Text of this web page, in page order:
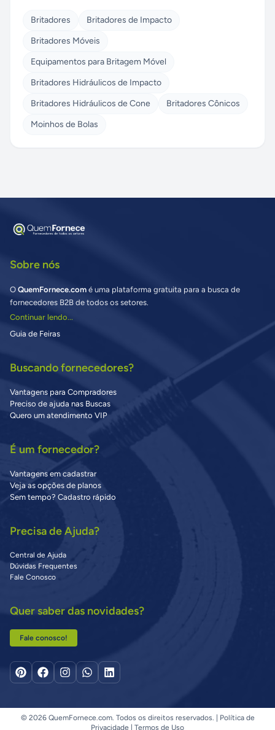
Britadores
Britadores de Impacto
Britadores Móveis
Equipamentos para Britagem Móvel
Britadores Hidráulicos de Impacto
Britadores Hidráulicos de Cone
Britadores Cônicos
Moinhos de Bolas
Sobre nós
O QuemFornece.com é uma plataforma gratuita para a busca de
fornecedores B2B de todos os setores.
Continuar lendo...
Guia de Feiras
Buscando fornecedores?
Vantagens para Compradores
Preciso de ajuda nas Buscas
Quero um atendimento VIP
É um fornecedor?
Vantagens em cadastrar
Veja as opções de planos
Sem tempo? Cadastro rápido
Precisa de Ajuda?
Central de Ajuda
Dúvidas Frequentes
Fale Conosco
Quer saber das novidades?
Fale conosco!
© 2026 QuemFornece.com. Todos os direitos reservados. |
Política de
Privacidade
Termos de Uso